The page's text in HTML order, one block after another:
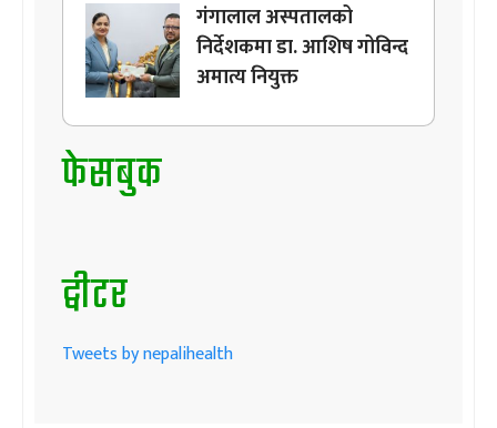
गंगालाल अस्पतालको
निर्देशकमा डा. आशिष गोविन्द
अमात्य नियुक्त
फेसबुक
ट्वीटर
Tweets by nepalihealth